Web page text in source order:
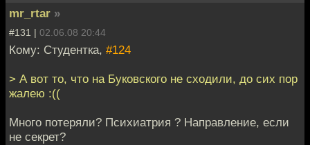
mr_rtar »
#131 | 02.06.08 20:44
Кому: Студентка, #124
> А вот то, что на Буковского не сходили, до сих пор
жалею :((
Много потеряли? Психиатрия ? Направление, если
не секрет?